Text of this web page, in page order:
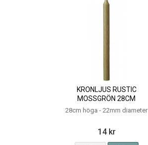
KRONLJUS RUSTIC
MOSSGRÖN 28CM
28cm höga - 22mm diameter
14 kr